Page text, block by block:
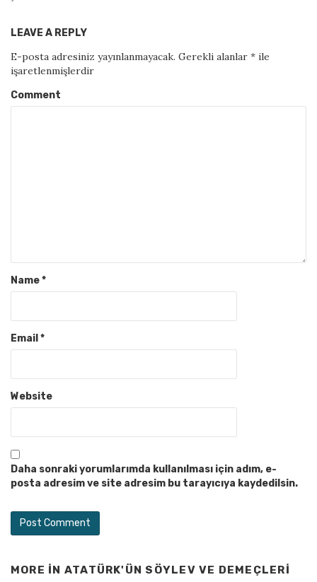
LEAVE A REPLY
E-posta adresiniz yayınlanmayacak. Gerekli alanlar * ile
işaretlenmişlerdir
Comment
Name*
Email *
Website
Daha sonraki yorumlarımda kullanılması için adım, e-
posta adresim ve site adresim bu tarayıcıya kaydedilsin.
MORE IN ATATÜRK'ÜN SÖYLEV VE DEMEÇLERI